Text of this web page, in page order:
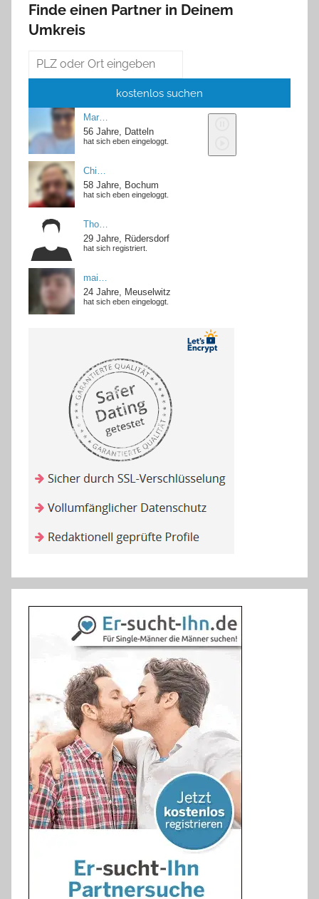
Finde einen Partner in Deinem
Umkreis